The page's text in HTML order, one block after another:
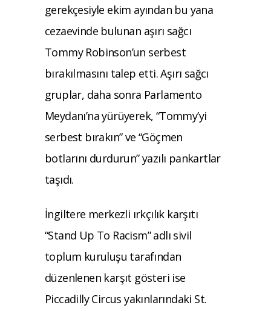
gerekçesiyle ekim ayından bu yana
cezaevinde bulunan aşırı sağcı
Tommy Robinson’un serbest
bırakılmasını talep etti. Aşırı sağcı
gruplar, daha sonra Parlamento
Meydanı’na yürüyerek, “Tommy’yi
serbest bırakın” ve “Göçmen
botlarını durdurun” yazılı pankartlar
taşıdı.
İngiltere merkezli ırkçılık karşıtı
“Stand Up To Racism” adlı sivil
toplum kuruluşu tarafından
düzenlenen karşıt gösteri ise
Piccadilly Circus yakınlarındaki St.